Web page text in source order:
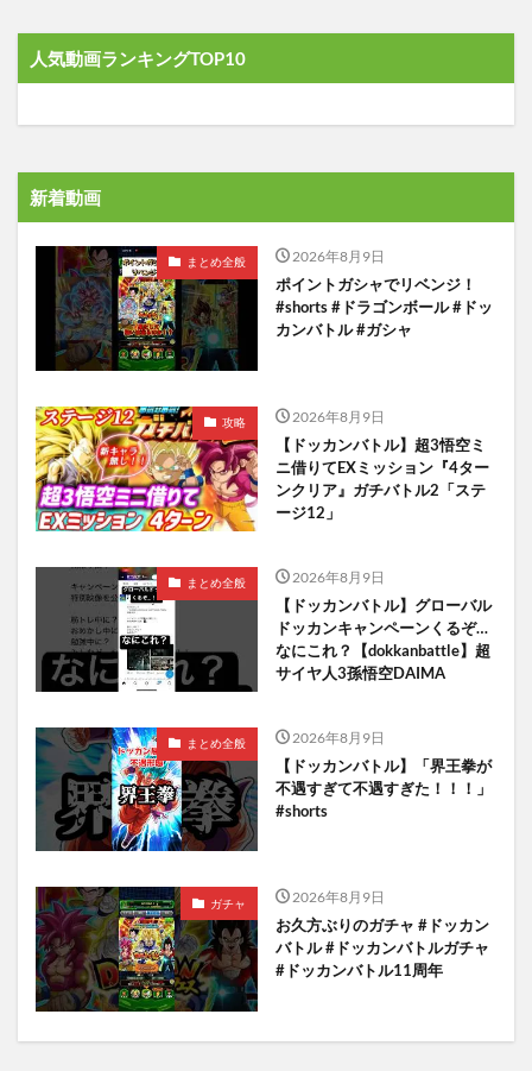
人気動画ランキングTOP10
新着動画
まとめ全般 2026年8月9日
ポイントガシャでリベンジ！
#shorts #ドラゴンボール #ドッ
カンバトル #ガシャ
攻略 2026年8月9日
【ドッカンバトル】超3悟空ミ
ニ借りてEXミッション『4ター
ンクリア』ガチバトル2「ステ
ージ12」
まとめ全般 2026年8月9日
【ドッカンバトル】グローバル
ドッカンキャンペーンくるぞ…
なにこれ？【dokkanbattle】超
サイヤ人3孫悟空DAIMA
まとめ全般 2026年8月9日
【ドッカンバトル】「界王拳が
不遇すぎて不遇すぎた！！！」
#shorts
ガチャ 2026年8月9日
お久方ぶりのガチャ #ドッカン
バトル #ドッカンバトルガチャ
#ドッカンバトル11周年